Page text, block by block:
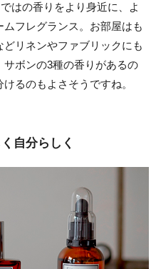
はの香りをより身近に、よ
フレグランス。お部屋はも
リネンやファブリックにも
ボンの3種の香りがあるの
るのもよさそうですね。
自分らしく